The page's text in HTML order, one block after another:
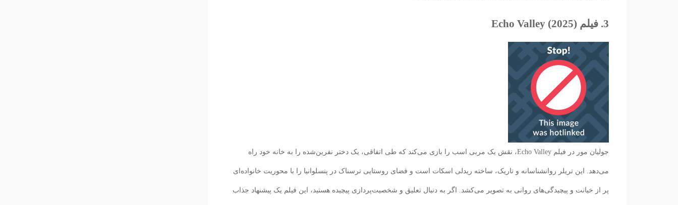
3. فیلم Echo Valley (2025)
جولیان مور در فیلم Echo Valley، نقش یک مربی اسب را بازی می‌کند که طی اتفاقی، یک دختر نفرین‌شده را به خانه خود راه
می‌دهد. این تریلر روانشناسانه و تاریک، ساخته ریدلی اسکات است و فضای روستایی ترسناک در پنسلوانیا را با محوریت خانواده‌ای
پر از خیانت و پیچیدگی‌های روانی به تصویر می‌کشد. اگر به دنبال تعلیق و شخصیت‌پردازی پیچیده هستید، این فیلم یک پیشنهاد جذاب